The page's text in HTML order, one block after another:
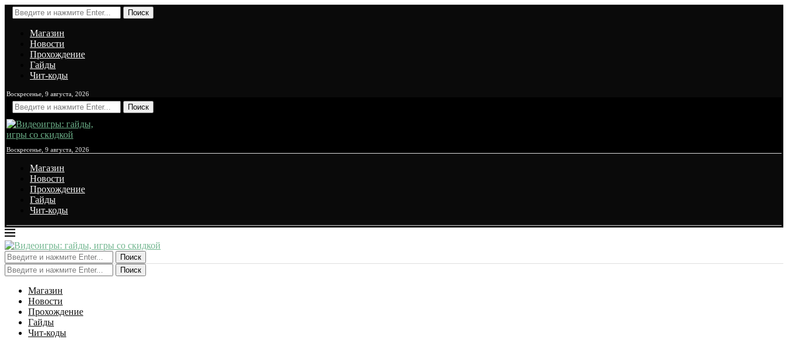
Поиск
Магазин
Новости
Прохождение
Гайды
Чит-коды
Воскресенье, 9 августа, 2026
Поиск
Воскресенье, 9 августа, 2026
Магазин
Новости
Прохождение
Гайды
Чит-коды
Поиск
Поиск
Магазин
Новости
Прохождение
Гайды
Чит-коды